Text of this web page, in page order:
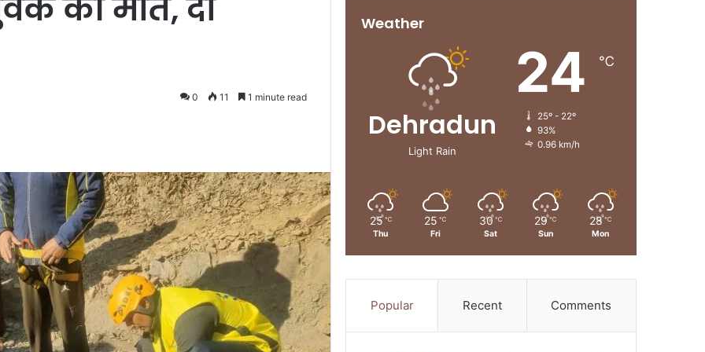
की मौत, दो
0 11 1 minute read
Weather
Dehradun
Light Rain
24 ℃
25º - 22º
93%
0.96 km/h
25 ℃
Thu
25 ℃
Fri
30 ℃
Sat
29 ℃
Sun
28 ℃
Mon
Popular Recent Comments